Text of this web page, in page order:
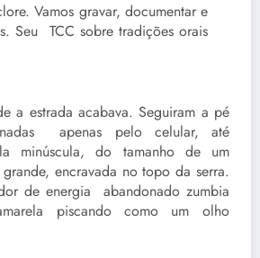
Vamos gravar, documentar e
Seu TCC sobre tradições orais
a estrada acabava. Seguiram a pé
apenas pelo celular, até
minúscula, do tamanho de um
encravada no topo da serra.
de energia abandonado zumbia
piscando como um olho